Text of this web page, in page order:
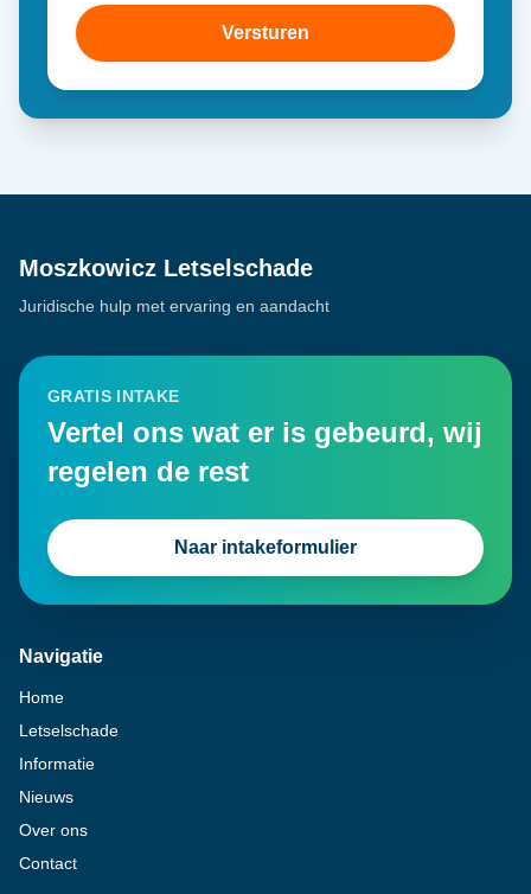
Versturen
Moszkowicz Letselschade
Juridische hulp met ervaring en aandacht
GRATIS INTAKE
Vertel ons wat er is gebeurd, wij
regelen de rest
Naar intakeformulier
Navigatie
Home
Letselschade
Informatie
Nieuws
Over ons
Contact